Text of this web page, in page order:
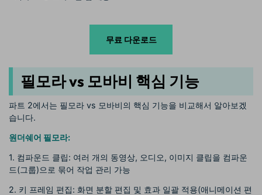
무료 다운로드
필모라 vs 모바비 핵심 기능
파트 2에서는 필모라 vs 모바비의 핵심 기능을 비교해서 알아보겠
습니다.
원더쉐어 필모라:
1. 컴파운드 클립: 여러 개의 동영상, 오디오, 이미지 클립을 컴파운
드(그룹)으로 묶어 작업 관리 가능
2. 키 프레임 편집: 화면 분할 편집 및 효과 일괄 적용(애니메이션 편